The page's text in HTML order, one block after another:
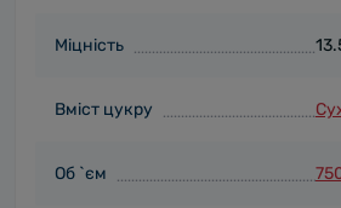
Міцність
Вміст цукру
Об `єм